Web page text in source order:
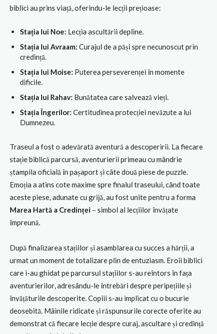
biblici au prins viață, oferindu-le lecții prețioase:
Stația lui Noe: Lecția ascultării depline.
Stația lui Avraam: Curajul de a păși spre necunoscut prin
credință.
Stația lui Moise: Puterea perseverenței în momente
dificile.
Stația lui Rahav: Bunătatea care salvează vieți.
Stația Îngerilor: Certitudinea protecției nevăzute a lui
Dumnezeu.
Traseul a fost o adevărată aventură a descoperirii. La fiecare
stație biblică parcursă, aventurierii primeau cu mândrie
ștampila oficială în pașaport și câte două piese de puzzle.
Emoția a atins cote maxime spre finalul traseului, când toate
aceste piese, adunate cu grijă, au fost unite pentru a forma
Marea Hartă a Credinței – simbol al lecțiilor învățate
împreună.
După finalizarea stațiilor și asamblarea cu succes a hărții, a
urmat un moment de totalizare plin de entuziasm. Eroii biblici
care i-au ghidat pe parcursul stațiilor s-au reîntors în fața
aventurierilor, adresându-le întrebări despre peripețiile și
învățăturile descoperite. Copiii s-au implicat cu o bucurie
deosebită. Mâinile ridicate și răspunsurile corecte oferite au
demonstrat că fiecare lecție despre curaj, ascultare și credință